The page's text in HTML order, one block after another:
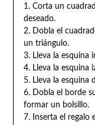
1. Corta un
deseado.
2. Dobla el
un triángulo.
3. Lleva la esquina
4. Lleva la esquina
5. Lleva la esquina
6. Dobla el borde
formar un bolsillo.
7. Inserta el regalo